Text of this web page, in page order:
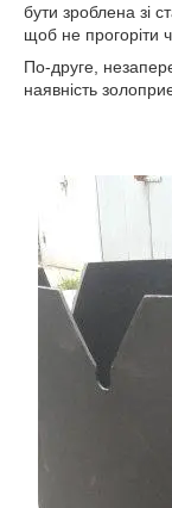
бути зроблена зі
щоб не прогоріти
По-друге,
наявність